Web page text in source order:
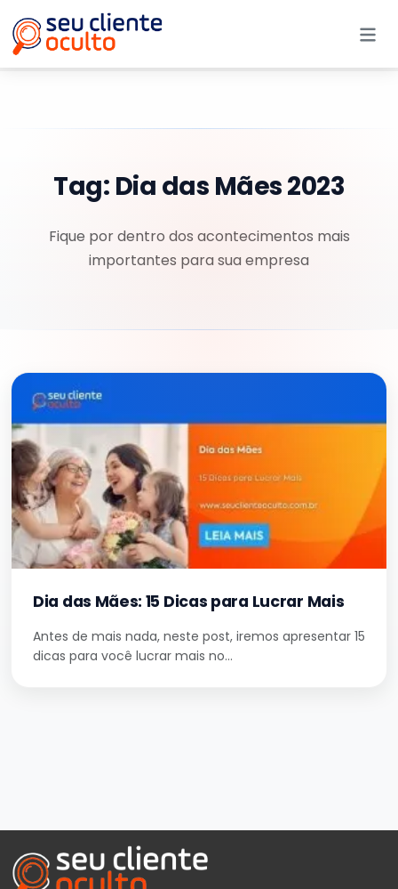
Tag: Dia das Mães 2023
Fique por dentro dos acontecimentos mais
importantes para sua empresa
Dia das Mães: 15 Dicas para Lucrar Mais
Antes de mais nada, neste post, iremos apresentar 15
dicas para você lucrar mais no…